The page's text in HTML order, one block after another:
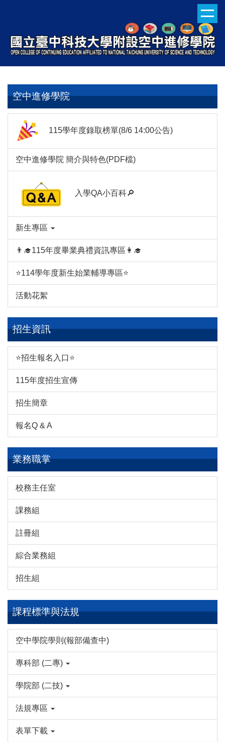
要
內
容
空中進修學院
115學年度錄取榜單(8/6 14:00公告)
空中進修學院 簡介與特色(PDF檔)
入學QA小百科🔎
新生專區
👨‍🎓115年度畢業典禮資訊專區👩‍🎓
⭐114學年度新生始業輔導專區⭐
活動花絮
招生資訊
⭐招生報名入口⭐
115年度招生宣傳
招生簡章
報名Q & A
業務職掌
校務主任室
課務組
註冊組
綜合業務組
招生組
課程標準與法規
空中學院學則(報部備查中)
專科部 (二專)
學院部 (二技)
法規專區
表單下載